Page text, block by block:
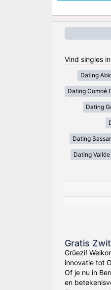
Vind singles
Dating
Dating Comoé
Dating
Dating
Dating
Gratis
Grüezi!
innovatie tot
Of je nu in
en